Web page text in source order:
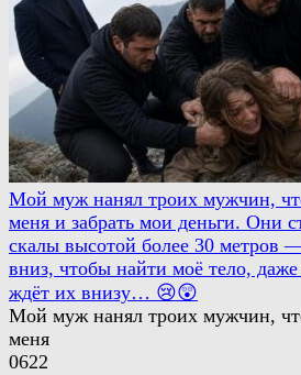
Мой муж нанял троих мужчин,
меня и забрать мои деньги. Они
скалы высотой более 30 метров
вниз, чтобы найти моё тело, даже
ждёт их внизу… 😢😲
Мой муж нанял троих мужчин,
меня
0622